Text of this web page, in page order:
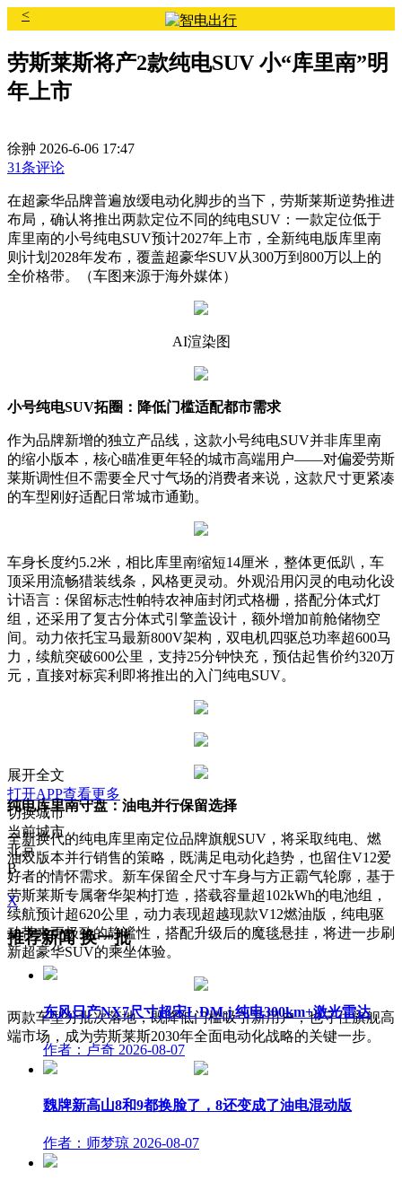
<
劳斯莱斯将产2款纯电SUV 小“库里南”明
年上市
徐翀 2026-6-06 17:47
31条评论
在超豪华品牌普遍放缓电动化脚步的当下，劳斯莱斯逆势推进
布局，确认将推出两款定位不同的纯电SUV：一款定位低于
库里南的小号纯电SUV预计2027年上市，全新纯电版库里南
则计划2028年发布，覆盖超豪华SUV从300万到800万以上的
全价格带。（车图来源于海外媒体）
AI渲染图
小号纯电SUV拓圈：降低门槛适配都市需求
作为品牌新增的独立产品线，这款小号纯电SUV并非库里南
的缩小版本，核心瞄准更年轻的城市高端用户——对偏爱劳斯
莱斯调性但不需要全尺寸气场的消费者来说，这款尺寸更紧凑
的车型刚好适配日常城市通勤。
车身长度约5.2米，相比库里南缩短14厘米，整体更低趴，车
顶采用流畅猎装线条，风格更灵动。外观沿用闪灵的电动化设
计语言：保留标志性帕特农神庙封闭式格栅，搭配分体式灯
组，还采用了复古分体式引擎盖设计，额外增加前舱储物空
间。动力依托宝马最新800V架构，双电机四驱总功率超600马
力，续航突破600公里，支持25分钟快充，预估起售价约320万
元，直接对标宾利即将推出的入门纯电SUV。
纯电库里南守盘：油电并行保留选择
全新换代的纯电库里南定位品牌旗舰SUV，将采取纯电、燃
油双版本并行销售的策略，既满足电动化趋势，也留住V12爱
好者的情怀需求。新车保留全尺寸车身与方正霸气轮廓，基于
劳斯莱斯专属奢华架构打造，搭载容量超102kWh的电池组，
续航预计超620公里，动力表现超越现款V12燃油版，纯电驱
动带来更极致的静谧性，搭配升级后的魔毯悬挂，将进一步刷
新超豪华SUV的乘坐体验。
两款车型分批次落地，既降低门槛吸引新用户，也守住旗舰高
端市场，成为劳斯莱斯2030年全面电动化战略的关键一步。
展开全文
打开APP查看更多
切换城市
当前城市
北京
B
X
推荐新闻换一批
东风日产NX7尺寸超宋L DM-i 纯电300km+激光雷达
作者：卢奇 2026-08-07
魏牌新高山8和9都换脸了，8还变成了油电混动版
作者：师梦琼 2026-08-07